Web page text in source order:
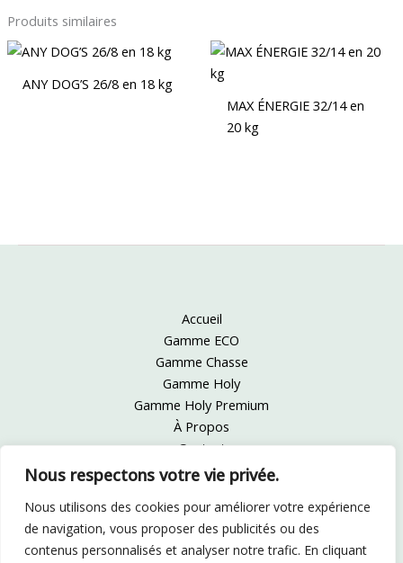
Nous respectons votre vie privée.
Nous utilisons des cookies pour améliorer votre expérience
de navigation, vous proposer des publicités ou des
contenus personnalisés et analyser notre trafic. En cliquant
Produits similaires
ANY DOG’S 26/8 en 18 kg
MAX ÉNERGIE 32/14 en
20 kg
Accueil
Gamme ECO
Gamme Chasse
Gamme Holy
Gamme Holy Premium
À Propos
Contact
Mentions Légales
Facebook Linkedin